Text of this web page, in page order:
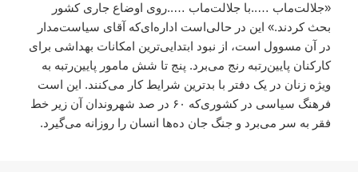
«جلالت‌ماب …..با جلالت‌ماب …..روی اوضاع جاری کشور
بحث کردند.» این در حالی‌است اداره‌ای‌که آقای سیاست‌مدار
در آن مسوول است، از نبود ابتدایی‌ترین امکانات بهداشی برای
کارکنان پایین‌رتبه رنج می‌برد. پنج تا شش مامور پایین‌رتبه به
ویژه زنان در یک دفتر با بد‌ترین شرایط کار می‌کنند. این است
فرهنگ سیاسی در کشوری‌که ۶۰ در صد شهروندان آن زیر خط
فقر به سر می‌برد و جنگ جان ده‌ها انسان را روزانه می‌گیرد.